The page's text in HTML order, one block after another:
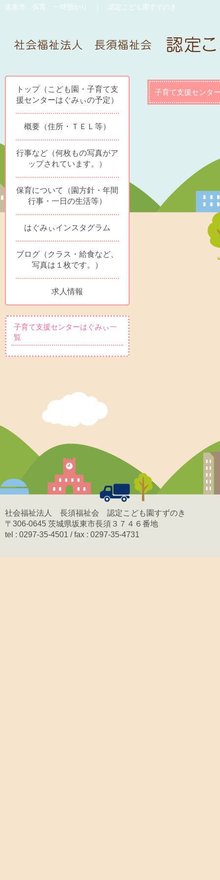
坂東市、保育、一時預かり ｜ 認定こども園すずのき
トップ（こども園・子育て支
援センターはぐみぃの予定）
概要（住所・ＴＥＬ等）
行事など（何枚もの写真がア
ップされています。）
保育について（園方針・年間
行事・一日の生活等）
はぐみぃインスタグラム
ブログ（クラス・給食など、
写真は１枚です。）
求人情報
子育て支援センターはぐみぃ一
覧
子育て支援センタ
社会福祉法人 長須福祉会 認定こども園すずのき
〒306-0645 茨城県坂東市長須３７４６番地
tel : 0297-35-4501 / fax : 0297-35-4731